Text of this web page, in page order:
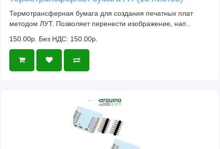
Термотрансферная бумага для создания печатных плат
методом ЛУТ. Позволяет перенести изображение, нап..
150.00р. Без НДС: 150.00р.